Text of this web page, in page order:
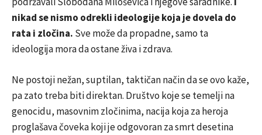
nikad se nismo odrekli ideologije koja je dovela do
rata i zločina. Sve može da propadne, samo ta
ideologija mora da ostane živa i zdrava.
Ne postoji nežan, suptilan, taktičan način da se ovo kaže,
pa zato treba biti direktan. Društvo koje se temelji na
genocidu, masovnim zločinima, nacija koja za heroja
proglašava čoveka koji je odgovoran za smrt desetina